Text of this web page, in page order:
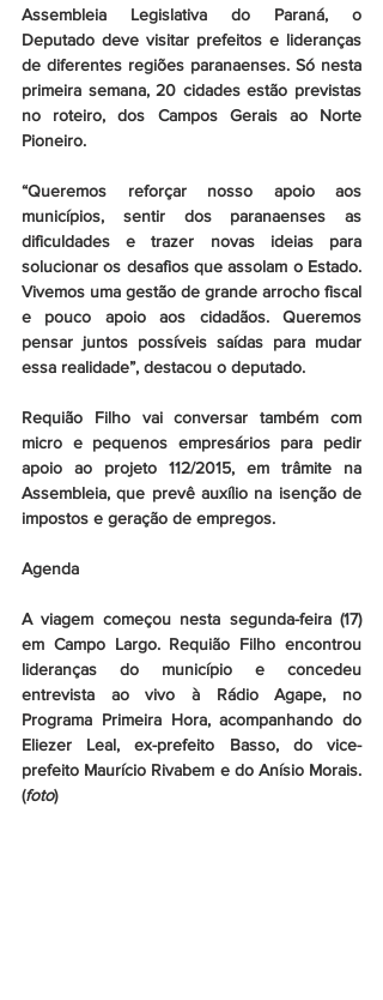
Assembleia Legislativa do Paraná, o
Deputado deve visitar prefeitos e lideranças
de diferentes regiões paranaenses. Só nesta
primeira semana, 20 cidades estão previstas
no roteiro, dos Campos Gerais ao Norte
Pioneiro.
“Queremos reforçar nosso apoio aos
municípios, sentir dos paranaenses as
dificuldades e trazer novas ideias para
solucionar os desafios que assolam o Estado.
Vivemos uma gestão de grande arrocho fiscal
e pouco apoio aos cidadãos. Queremos
pensar juntos possíveis saídas para mudar
essa realidade”, destacou o deputado.
Requião Filho vai conversar também com
micro e pequenos empresários para pedir
apoio ao projeto 112/2015, em trâmite na
Assembleia, que prevê auxílio na isenção de
impostos e geração de empregos.
Agenda
A viagem começou nesta segunda-feira (17)
em Campo Largo. Requião Filho encontrou
lideranças do município e concedeu
entrevista ao vivo à Rádio Agape, no
Programa Primeira Hora, acompanhando do
Eliezer Leal, ex-prefeito Basso, do vice-
prefeito Maurício Rivabem e do Anísio Morais.
(foto)